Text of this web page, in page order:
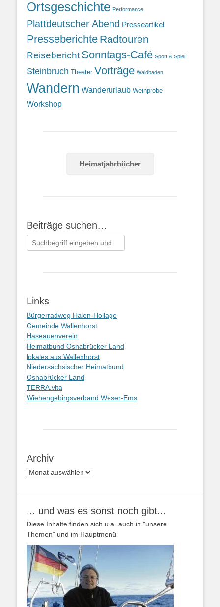
Ortsgeschichte Performance
Plattdeutscher Abend Presseartikel
Presseberichte Radtouren
Reisebericht Sonntags-Café Sport & Spiel
Steinbruch Theater Vorträge Waldbaden
Wandern Wanderurlaub Weinprobe
Workshop
Heimatjahrbücher
Beiträge suchen…
Suchen
nach:
Links
Bürgerradweg Halen-Hollage
Gemeinde Wallenhorst
Haseauenverein
Heimatbund Osnabrücker Land
lokales aus Wallenhorst
Niedersächsischer Heimatbund
Osnabrücker Land
TERRA.vita
Wiehengebirgsverband Weser-Ems
Archiv
Archiv
... und was es sonst noch gibt...
Diese Inhalte finden sich u.a. auch in "unsere
Themen" und im Hauptmenü